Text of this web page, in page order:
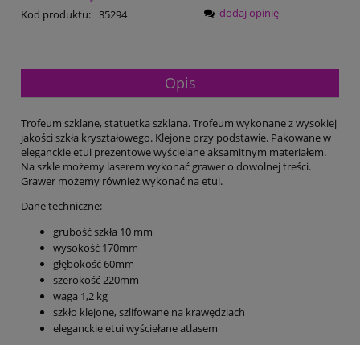
Kod produktu: 35294
dodaj opinię
Opis
Trofeum szklane, statuetka szklana. Trofeum wykonane z wysokiej
jakości szkła kryształowego. Klejone przy podstawie. Pakowane w
eleganckie etui prezentowe wyścielane aksamitnym materiałem.
Na szkle możemy laserem wykonać grawer o dowolnej treści.
Grawer możemy również wykonać na etui.
Dane techniczne:
grubość szkła 10 mm
wysokość 170mm
głębokość 60mm
szerokość 220mm
waga 1,2 kg
szkło klejone, szlifowane na krawędziach
eleganckie etui wyściełane atlasem